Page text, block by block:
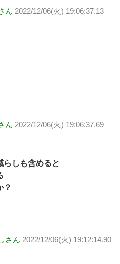
ん 2022/12/06(火) 19:06:37.13
ん 2022/12/06(火) 19:06:37.69
らしも含めると
？
さん 2022/12/06(火) 19:12:14.90